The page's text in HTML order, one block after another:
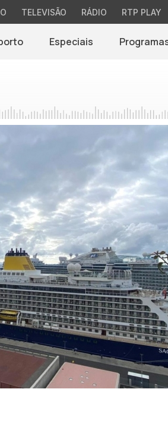
TELEVISÃO RÁDIO RTP PLAY
Especiais